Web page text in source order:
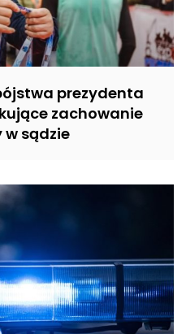
prezydenta
zachowanie
w sądzie